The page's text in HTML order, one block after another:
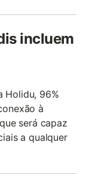
incluem
Holidu, 96%
à
será capaz
a qualquer